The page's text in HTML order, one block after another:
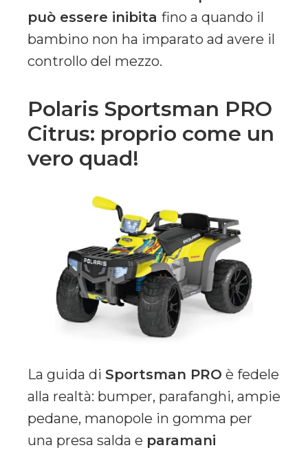
può essere inibita fino a quando il
bambino non ha imparato ad avere il
controllo del mezzo.
Polaris Sportsman PRO
Citrus: proprio come un
vero quad!
La guida di Sportsman PRO è fedele
alla realtà: bumper, parafanghi, ampie
pedane, manopole in gomma per
una presa salda e paramani